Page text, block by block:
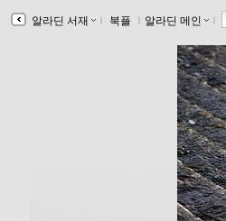
알라딘 서재 ｌ 북플 ｌ 알라딘 메인 ｌ